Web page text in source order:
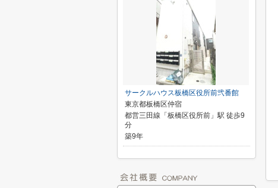
サークルハウス板橋区役所前弐番館
東京都板橋区仲宿
都営三田線「板橋区役所前」駅 徒歩9
分
築9年